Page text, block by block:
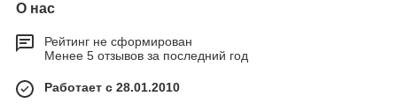
О нас
Рейтинг не сформирован
Менее 5 отзывов за последний год
Работает с 28.01.2010